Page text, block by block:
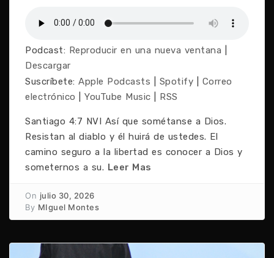
Podcast: Reproducir en una nueva ventana
Descargar
Suscríbete: Apple Podcasts Spotify
Correo
electrónico
YouTube Music RSS
Santiago 4:7 NVI Así que sométanse a Dios.
Resistan al diablo y él huirá de ustedes. El
camino seguro a la libertad es conocer a Dios y
someternos a su. Leer Mas
On julio 30, 2026
By MIguel Montes